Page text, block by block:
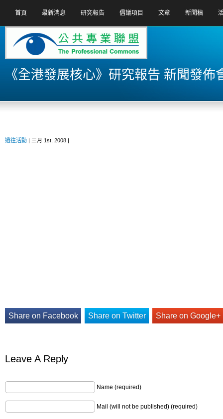
首頁 最新消息 研究報告 倡議項目 文章 新聞稿
《全港發展核心》研究報告 新聞發佈
過往活動 | 三月 1st, 2008 |
Share on Facebook Share on Twitter Share on Google+
Leave A Reply
Name (required)
Mail (will not be published) (required)